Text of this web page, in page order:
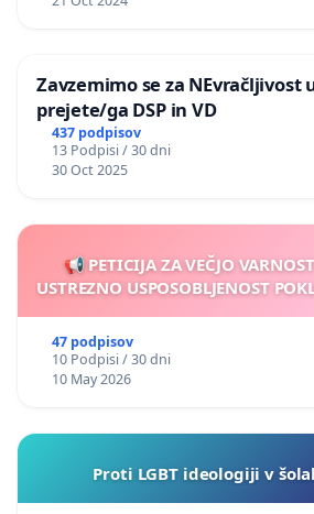
Zavzemimo se za NEvračljivost
prejete/ga DSP in VD
437 podpisov
13 Podpisi / 30 dni
30 Oct 2025
📢 PETICIJA ZA VEČJO
USTREZNO USPOSOBLJENOST
47 podpisov
10 Podpisi / 30 dni
10 May 2026
Proti LGBT ideologiji v